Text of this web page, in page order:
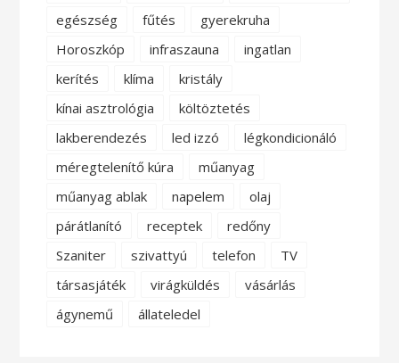
egészség
fűtés
gyerekruha
Horoszkóp
infraszauna
ingatlan
kerítés
klíma
kristály
kínai asztrológia
költöztetés
lakberendezés
led izzó
légkondicionáló
méregtelenítő kúra
műanyag
műanyag ablak
napelem
olaj
párátlanító
receptek
redőny
Szaniter
szivattyú telefon
TV
társasjáték
virágküldés
vásárlás
ágynemű
állateledel